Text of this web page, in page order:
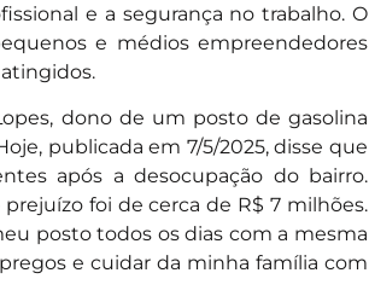
e a segurança no trabalho. O
e médios empreendedores
dono de um posto de gasolina
publicada em 7/5/2025, disse que
após a desocupação do bairro.
foi de cerca de R$ 7 milhões.
posto todos os dias com a mesma
e cuidar da minha família com